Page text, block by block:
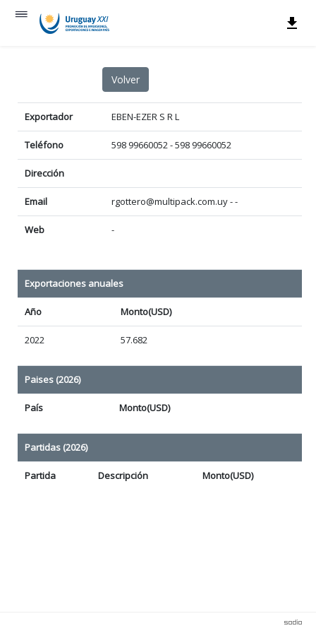
Exportador EBEN-EZER S R L
Teléfono 598 99660052 - 598 99660052
Dirección
Email rgottero@multipack.com.uy - -
Web -
Exportaciones anuales
Año Monto(USD)
2022 57.682
Paises (2026)
País Monto(USD)
Partidas (2026)
Partida Descripción Monto(USD)